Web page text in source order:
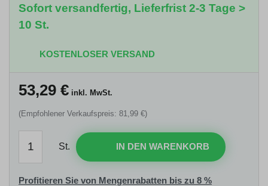
Sofort versandfertig, Lieferfrist 2-3 Tage >
10 St.
KOSTENLOSER VERSAND
53,29 € inkl. MwSt.
(Empfohlener Verkaufspreis: 81,99 €)
St. IN DEN WARENKORB
Profitieren Sie von Mengenrabatten bis zu 8 %